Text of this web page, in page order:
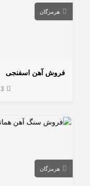
هرمزگان
فروش آهن اسفنجی
3 هفته قبل
هرمزگان